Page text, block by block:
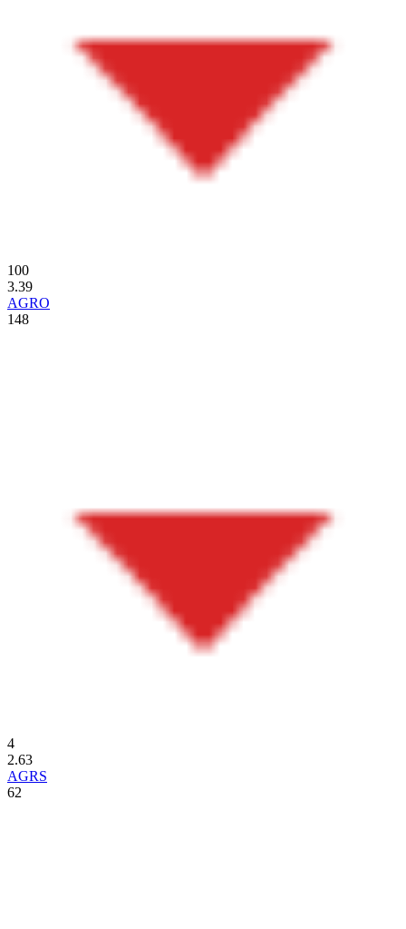
100
3.39
AGRO
148
4
2.63
AGRS
62